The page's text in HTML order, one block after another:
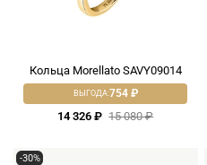
Кольца Morellato SAVY09014
14 326 ₽ 15 080 ₽
ВЫГОДА:754 ₽
-30%